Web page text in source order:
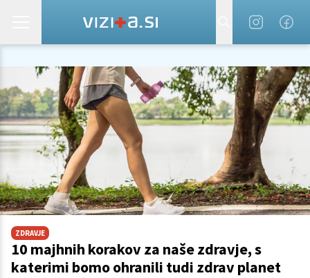
ZDRAVJE
10 majhnih korakov za naše zdravje, s
katerimi bomo ohranili tudi zdrav planet